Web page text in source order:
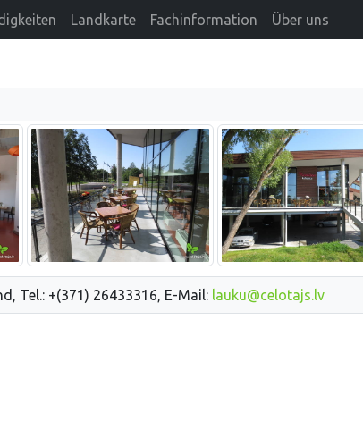
Landkarte Fachinformation Über uns
Tel.: +(371) 26433316, E-Mail: lauku@celotajs.lv